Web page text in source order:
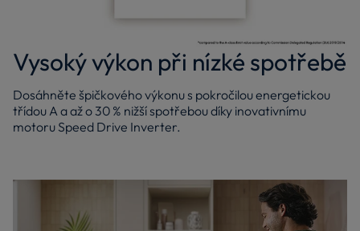
Vysoký výkon při nízké spotřebě
Dosáhněte špičkového výkonu s pokročilou energetickou
třídou A a až o 30 % nižší spotřebou díky inovativnímu
motoru Speed Drive Inverter.